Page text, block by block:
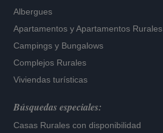
Albergues
Apartamentos yApartamentos Rurales
Campings y Bungalows
Complejos Rurales
Viviendas turísticas
Búsquedas especiales:
Casas Rurales con disponibilidad